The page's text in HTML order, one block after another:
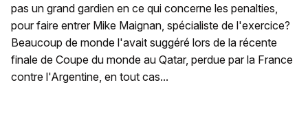
pas un grand gardien en ce qui concerne les penalties,
pour faire entrer Mike Maignan, spécialiste de l'exercice?
Beaucoup de monde l'avait suggéré lors de la récente
finale de Coupe du monde au Qatar, perdue par la France
contre l'Argentine, en tout cas...